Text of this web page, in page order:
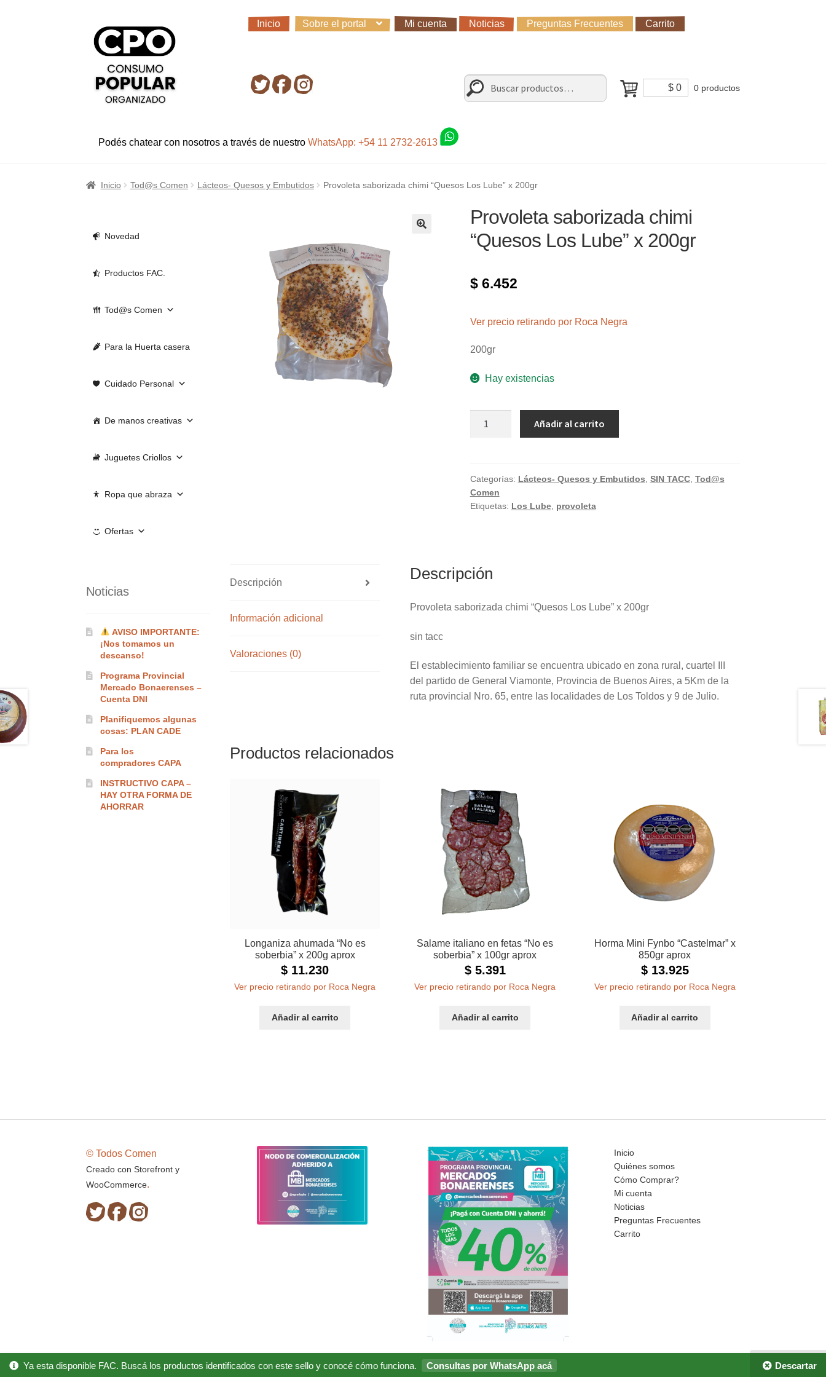
navegación
al
contenido
Inicio Sobre el portal Mi cuenta Noticias Preguntas Frecuentes Carrito
Retirando en Roca Negra Sugerencias y consultas Cómo Comprar?
$0 0 productos
Buscar
por:
Buscar
Podés chatear con nosotros a través de nuestroWhatsApp: +54 11 2732-2613
Inicio Tod@s Comen Lácteos- Quesos y Embutidos Provoleta saborizada chimi “Quesos Los Lube” x 200gr
Provoleta saborizada chimi
“Quesos Los Lube” x 200gr
$6.452
Ver precio retirando por Roca Negra
200gr
Hay existencias
Los
Lube"
x
Añadir al carrito
Categorías: Lácteos- Quesos y Embutidos, SIN TACC, Tod@s
Comen
Etiquetas: Los Lube, provoleta
Descripción
Información adicional
Valoraciones (0)
Descripción
Provoleta saborizada chimi “Quesos Los Lube” x 200gr
sin tacc
El establecimiento familiar se encuentra ubicado en zona rural, cuartel III
del partido de General Viamonte, Provincia de Buenos Aires, a 5Km de la
ruta provincial Nro. 65, entre las localidades de Los Toldos y 9 de Julio.
Productos relacionados
Longaniza ahumada “No es
soberbia” x 200g aprox
$ 11.230
Ver precio retirando por Roca Negra
Añadir al carrito
Salame italiano en fetas “No es
soberbia” x 100gr aprox
$5.391
Ver precio retirando por Roca Negra
Añadir al carrito
Horma Mini Fynbo “Castelmar” x
850gr aprox
$13.925
Ver precio retirando por Roca Negra
Añadir al carrito
Novedad
Productos FAC.
Tod@s Comen
Para la Huerta casera
Cuidado Personal
De manos creativas
Juguetes Criollos
Ropa que abraza
Ofertas
Noticias
AVISO IMPORTANTE:
¡Nos tomamos un
descanso!
Programa Provincial
Mercado Bonaerenses –
Cuenta DNI
Planifiquemos algunas
cosas: PLAN CADE
Para los
compradores CAPA
INSTRUCTIVO CAPA –
HAY OTRA FORMA DE
AHORRAR
© Todos Comen
Creado con Storefront y
WooCommerce.
Inicio
Quiénes somos
Cómo Comprar?
Mi cuenta
Noticias
Preguntas Frecuentes
Carrito
Ya esta disponible FAC. Buscá los productos identificados con este sello y conocé cómo funciona. Consultas por WhatsApp acá Descartar